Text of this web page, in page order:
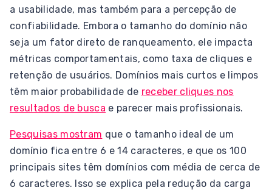
a usabilidade, mas também para a percepção de
confiabilidade. Embora o tamanho do domínio não
seja um fator direto de ranqueamento, ele impacta
métricas comportamentais, como taxa de cliques e
retenção de usuários. Domínios mais curtos e limpos
têm maior probabilidade de receber cliques nos
resultados de busca e parecer mais profissionais.
Pesquisas mostram que o tamanho ideal de um
domínio fica entre 6 e 14 caracteres, e que os 100
principais sites têm domínios com média de cerca de
6 caracteres. Isso se explica pela redução da carga